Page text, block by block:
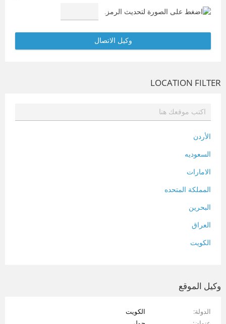
LOCATION FILTER
الأردن
السعوديه
الامارات
المملكة المتحده
البحرين
العراق
الكويت
فلسطين
وكيل الموقع
الدولة
الكويت